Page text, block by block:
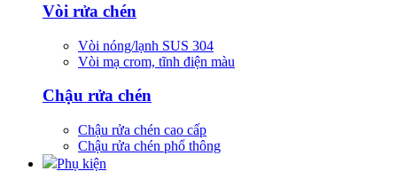
Vòi rửa chén
Vòi nóng/lạnh SUS 304
Vòi mạ crom, tĩnh điện màu
Chậu rửa chén
Chậu rửa chén cao cấp
Chậu rửa chén phổ thông
Phụ kiện